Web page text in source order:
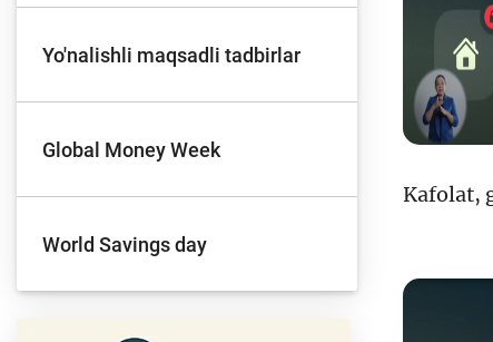
Moliyaviy xavfsizlik
uchun
Yo'nalishli maqsadli tadbirlar
Global Money Week
World Savings day
Kafolat,